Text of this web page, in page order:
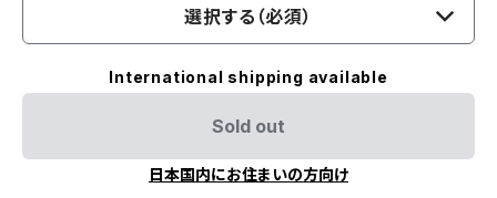
選択する（必須）
International shipping available
Sold out
日本国内にお住まいの方向け